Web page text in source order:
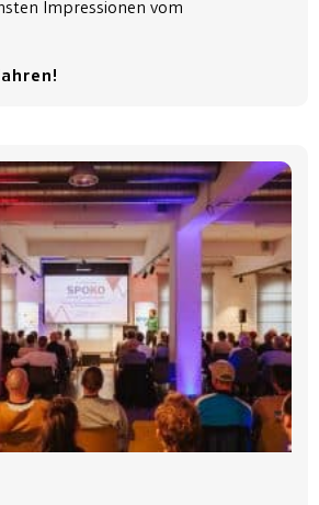
Impressionen vom